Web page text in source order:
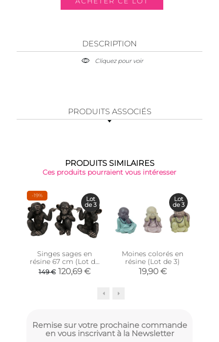
DESCRIPTION
Cliquez pour voir
PRODUITS ASSOCIÉS
PRODUITS SIMILAIRES
Ces produits pourraient vous intéresser
-19%
Singes sages en
résine 67 cm (Lot de
3)
149 € 120,69 €
Lot
de 3
Moines colorés en
résine (Lot de 3)
19,90 €
Lot
de 3
Remise sur votre prochaine commande
en vous inscrivant à la Newsletter